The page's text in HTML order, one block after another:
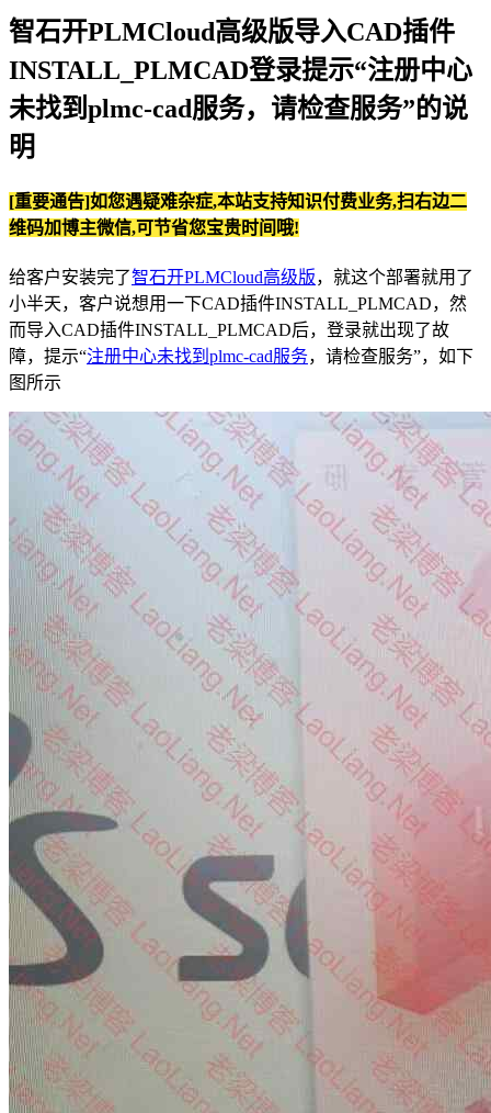
智石开PLMCloud高级版导入CAD插件
INSTALL_PLMCAD登录提示“注册中心
未找到plmc-cad服务，请检查服务”的说
明
[重要通告]如您遇疑难杂症,本站支持知识付费业务,扫右边二
维码加博主微信,可节省您宝贵时间哦!
给客户安装完了智石开PLMCloud高级版，就这个部署就用了
小半天，客户说想用一下CAD插件INSTALL_PLMCAD，然
而导入CAD插件INSTALL_PLMCAD后，登录就出现了故
障，提示“注册中心未找到plmc-cad服务，请检查服务”，如下
图所示